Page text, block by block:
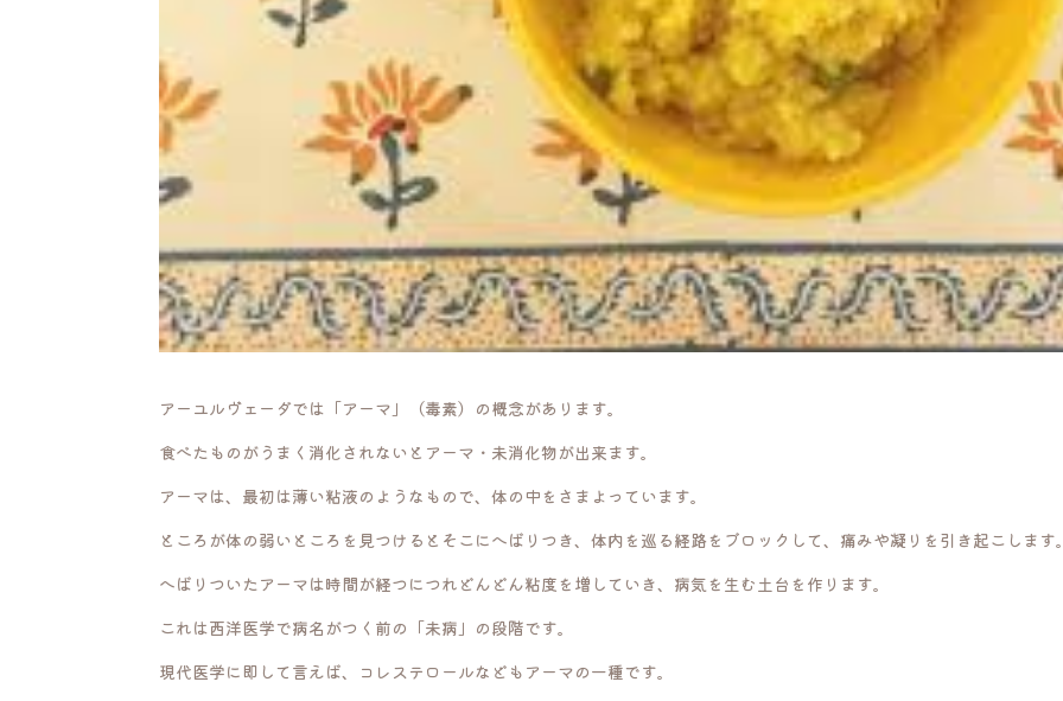
アーユルヴェーダでは「アーマ」（毒素）の概念があります。
食べたものがうまく消化されないとアーマ・未消化物が出来ます。
アーマは、最初は薄い粘液のようなもので、体の中をさまよっています。
ところが体の弱いところを見つけるとそこにへばりつき、体内を巡る経路をブロックして、痛みや凝りを引き起こします。
へばりついたアーマは時間が経つにつれどんどん粘度を増していき、病気を生む土台を作ります。
これは西洋医学で病名がつく前の「未病」の段階です。
現代医学に即して言えば、コレステロールなどもアーマの一種です。